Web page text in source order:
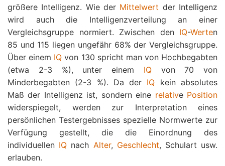
größere Intelligenz. Wie der Mittelwert der Intelligenz
wird auch die Intelligenzverteilung an einer
Vergleichsgruppe normiert. Zwischen den IQ-Werten
85 und 115 liegen ungefähr 68% der Vergleichsgruppe.
Über einem IQ von 130 spricht man von Hochbegabten
(etwa 2-3 %), unter einem IQvon 70 von
Minderbegabten (2-3 %). Da der IQ kein absolutes
Maß der Intelligenz ist, sondern eine relative Position
widerspiegelt, werden zur Interpretation eines
persönlichen Testergebnisses spezielle Normwerte zur
Verfügung gestellt, die die Einordnung des
individuellen IQ nach Alter, Geschlecht, Schulart usw.
erlauben.